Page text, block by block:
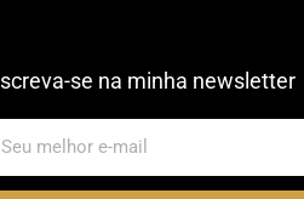
se na minha newsletter